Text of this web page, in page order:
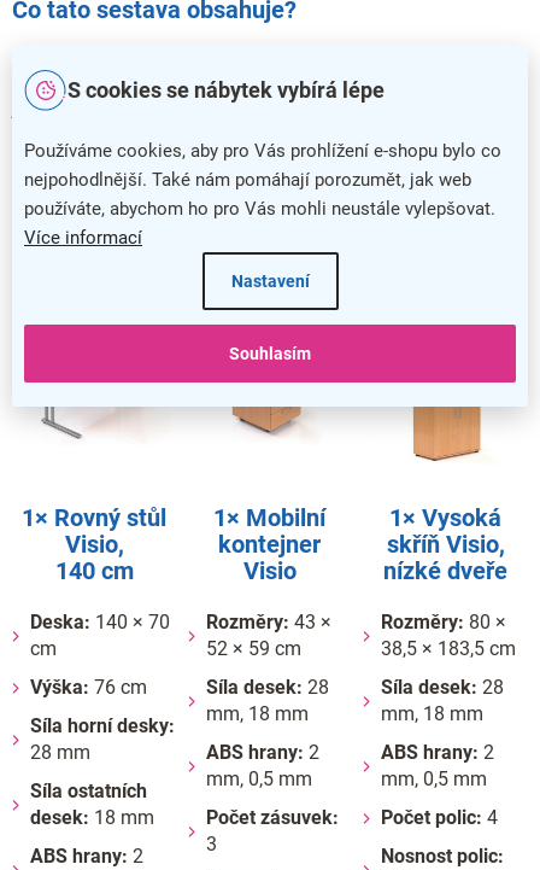
S cookies se nábytek vybírá lépe
Používáme cookies, aby pro Vás prohlížení e-shopu bylo co
nejpohodlnější. Také nám pomáhají porozumět, jak web
používáte, abychom ho pro Vás mohli neustále vylepšovat.
Více informací
Nastavení
Souhlasím
Co tato sestava obsahuje?
se 3 zásuvkamia vysoká skříň s nízkými dveřmi
jsou základem každého kancelářského pracoviště – zajistí
Sestavu vámdoručíme zdarma, a to do druhého pracovního
dne, pokud ji máme na skladě. Samozřejmostí je také naše
prodloužená5letá záruka
1× Rovný stůl
Visio,
140 cm
Deska: 140 × 70
cm
Výška: 76 cm
Síla horní desky:
28 mm
Síla ostatních
desek: 18 mm
ABS hrany: 2
1× Mobilní
kontejner
Visio
Rozměry: 43 ×
52 × 59 cm
Síla desek: 28
mm, 18 mm
ABS hrany: 2
mm, 0,5 mm
Počet zásuvek:
3
1× Vysoká
skříň Visio,
nízké dveře
Rozměry: 80 ×
38,5 × 183,5 cm
Síla desek: 28
mm, 18 mm
ABS hrany: 2
mm, 0,5 mm
Počet polic: 4
Nosnost polic: